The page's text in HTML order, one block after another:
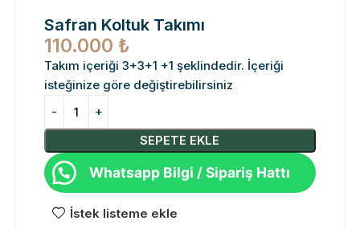
Safran Koltuk Takımı
110.000 ₺
Takım içeriği 3+3+1 +1 şeklindedir. İçeriği
isteğinize göre değiştirebilirsiniz
SEPETE EKLE
Whatsapp Bilgi / Sipariş Hattı
İstek listeme ekle